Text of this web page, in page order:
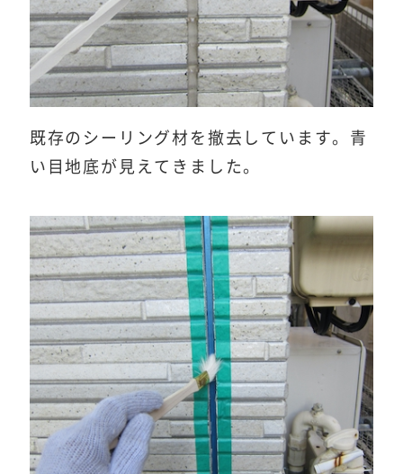
既存のシーリング材を撤去しています。青
い目地底が見えてきました。